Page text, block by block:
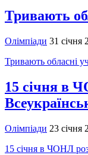
Тривають
Олімпіади 31 січня
Тривають обласні
15 січня в
Олімпіади 23 січня
15 січня в ЧОНЛ